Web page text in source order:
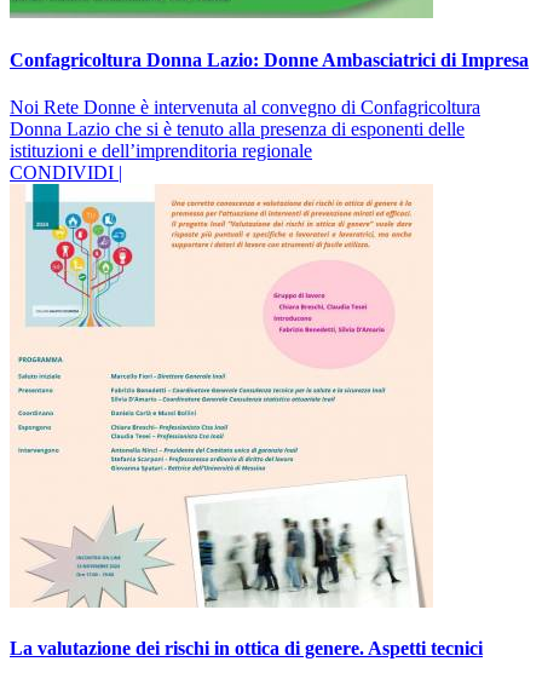
Confagricoltura Donna Lazio: Donne Ambasciatrici di Impresa
Noi Rete Donne è intervenuta al convegno di Confagricoltura
Donna Lazio che si è tenuto alla presenza di esponenti delle
istituzioni e dell’imprenditoria regionale
CONDIVIDI |
La valutazione dei rischi in ottica di genere. Aspetti tecnici